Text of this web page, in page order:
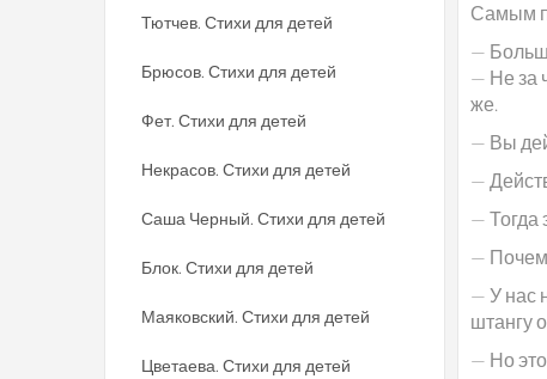
Самым
—
— Не за
же.
— Вы
—
— Тогда
—
— У нас
штангу
— Но
Тютчев. Стихи для детей
Брюсов. Стихи для детей
Фет. Стихи для детей
Некрасов. Стихи для детей
Саша Черный. Стихи для детей
Блок. Стихи для детей
Маяковский. Стихи для детей
Цветаева. Стихи для детей